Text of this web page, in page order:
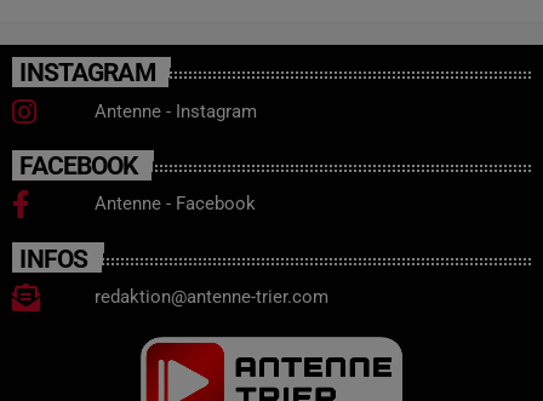
INSTAGRAM
Antenne - Instagram
FACEBOOK
Antenne - Facebook
INFOS
redaktion@antenne-trier.com